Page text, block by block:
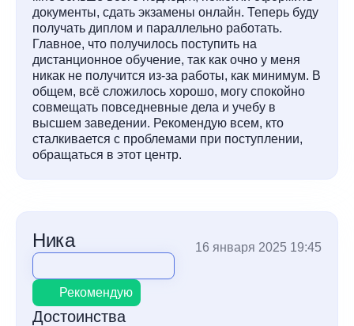
документы, сдать экзамены онлайн. Теперь буду
получать диплом и параллельно работать.
Главное, что получилось поступить на
дистанционное обучение, так как очно у меня
никак не получится из-за работы, как минимум. В
общем, всё сложилось хорошо, могу спокойно
совмещать повседневные дела и учебу в
высшем заведении. Рекомендую всем, кто
сталкивается с проблемами при поступлении,
обращаться в этот центр.
Ника 16 января 2025 19:45
Рекомендую
Достоинства